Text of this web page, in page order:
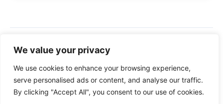
We value your privacy
We use cookies to enhance your browsing experience,
serve personalised ads or content, and analyse our traffic.
By clicking "Accept All", you consent to our use of cookies.
© PCN GmbH — 2026